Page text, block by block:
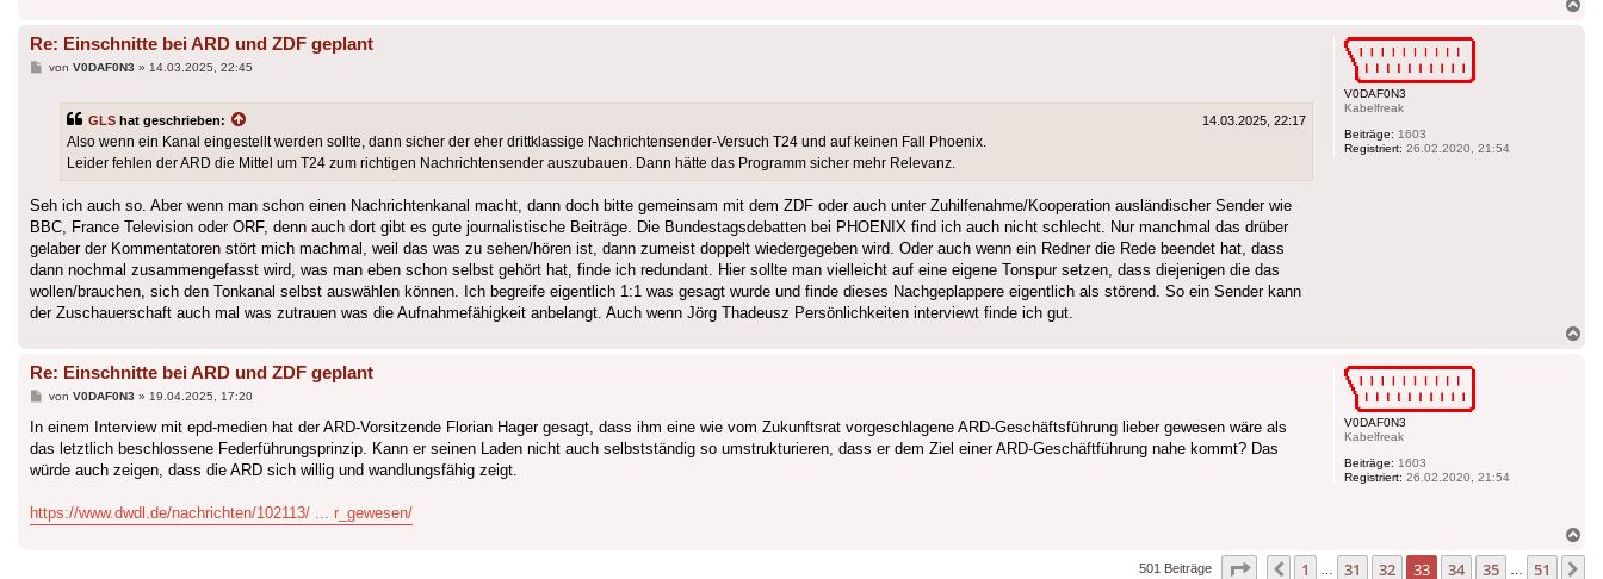
V0DAF0N3
Kabelfreak
Beiträge: 1603
Registriert: 26.02.2020, 21:54
Re: Einschnitte bei ARD und ZDF geplant
Beitrag
von V0DAF0N3 » 14.03.2025, 22:45
GLS hat geschrieben: 14.03.2025, 22:17
Also wenn ein Kanal eingestellt werden sollte, dann sicher der eher drittklassige Nachrichtensender-Versuch T24 und auf keinen Fall Phoenix.
Leider fehlen der ARD die Mittel um T24 zum richtigen Nachrichtensender auszubauen. Dann hätte das Programm sicher mehr Relevanz.
Seh ich auch so. Aber wenn man schon einen Nachrichtenkanal macht, dann doch bitte gemeinsam mit dem ZDF oder auch unter Zuhilfenahme/Kooperation ausländischer Sender wie
BBC, France Television oder ORF, denn auch dort gibt es gute journalistische Beiträge. Die Bundestagsdebatten bei PHOENIX find ich auch nicht schlecht. Nur manchmal das drüber
gelaber der Kommentatoren stört mich machmal, weil das was zu sehen/hören ist, dann zumeist doppelt wiedergegeben wird. Oder auch wenn ein Redner die Rede beendet hat, dass
dann nochmal zusammengefasst wird, was man eben schon selbst gehört hat, finde ich redundant. Hier sollte man vielleicht auf eine eigene Tonspur setzen, dass diejenigen die das
wollen/brauchen, sich den Tonkanal selbst auswählen können. Ich begreife eigentlich 1:1 was gesagt wurde und finde dieses Nachgeplappere eigentlich als störend. So ein Sender kann
der Zuschauerschaft auch mal was zutrauen was die Aufnahmefähigkeit anbelangt. Auch wenn Jörg Thadeusz Persönlichkeiten interviewt finde ich gut.
V0DAF0N3
Kabelfreak
Beiträge: 1603
Registriert: 26.02.2020, 21:54
Re: Einschnitte bei ARD und ZDF geplant
Beitrag
von V0DAF0N3» 19.04.2025, 17:20
In einem Interview mit epd-medien hat der ARD-Vorsitzende Florian Hager gesagt, dass ihm eine wie vom Zukunftsrat vorgeschlagene ARD-Geschäftsführung lieber gewesen wäre als
das letztlich beschlossene Federführungsprinzip. Kann er seinen Laden nicht auch selbstständig so umstrukturieren, dass er dem Ziel einer ARD-Geschäftführung nahe kommt? Das
würde auch zeigen, dass die ARD sich willig und wandlungsfähig zeigt.
https://www.dwdl.de/nachrichten/102113/ ... r_gewesen/
501 Beiträge Seite 33 von 51
Vorherige
1 31 32 33 34 35 51